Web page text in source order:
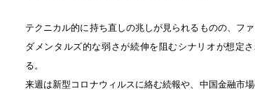
テクニカル的に持ち直しの兆しが見られるものの、フ
ダメンタルズ的な弱さが続伸を阻むシナリオが想定
る。
来週は新型コロナウィルスに絡む続報や、中国金融市